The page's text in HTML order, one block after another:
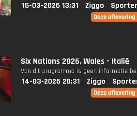
15-03-2026 13:31 Ziggo
Six Nations 2026, Wales - Italië
Van dit programma is geen informatie
14-03-2026 20:31 Ziggo